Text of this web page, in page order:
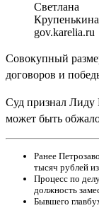
Светлана
gov.karelia.ru
Совокупный
договоров и
Суд признал Лиду
может быть
Ранее
тысяч рублей
Процесс по
должность
Бывшего